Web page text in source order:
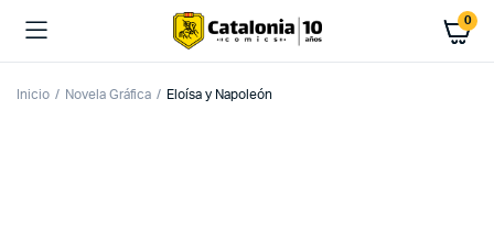
0
Inicio Novela Gráfica Eloísa y Napoleón